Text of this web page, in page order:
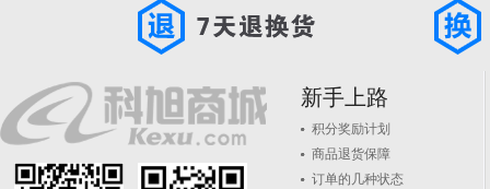
新手上路
积分奖励计划
商品退货保障
订单的几种状态